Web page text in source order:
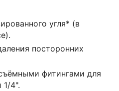
угля* (в
посторонних
фитингами для
1/4".